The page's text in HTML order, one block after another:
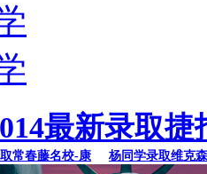
最新录取捷
藤名校-康 杨同学录取维克森林